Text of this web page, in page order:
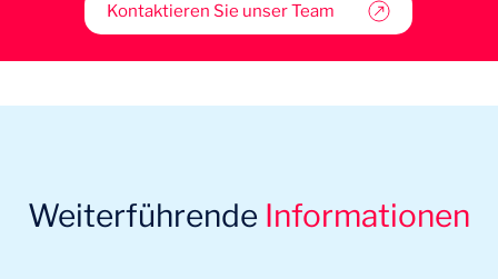
Kontaktieren Sie unser Team
Weiterführende Informationen